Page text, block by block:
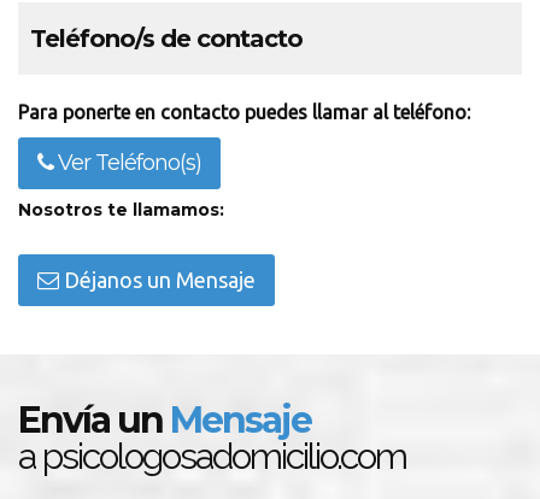
Teléfono/s de contacto
Para ponerte en contacto puedes llamar al teléfono:
Ver Teléfono(s)
Nosotros te llamamos:
Déjanos un Mensaje
Envía un Mensaje
a psicologosadomicilio.com